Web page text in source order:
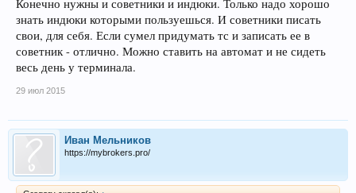
Конечно нужны и советники и индюки. Только надо хорошо
знать индюки которыми пользуешься. И советники писать
свои, для себя. Если сумел придумать тс и записать ее в
советник - отлично. Можно ставить на автомат и не сидеть
весь день у терминала.
29 июл 2015
Иван Мельников
https://mybrokers.pro/